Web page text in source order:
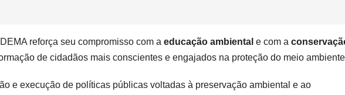
reforça seu compromisso com a educação ambiental e com a
de cidadãos mais conscientes e engajados na proteção do meio
e execução de políticas públicas voltadas à preservação ambiental e ao